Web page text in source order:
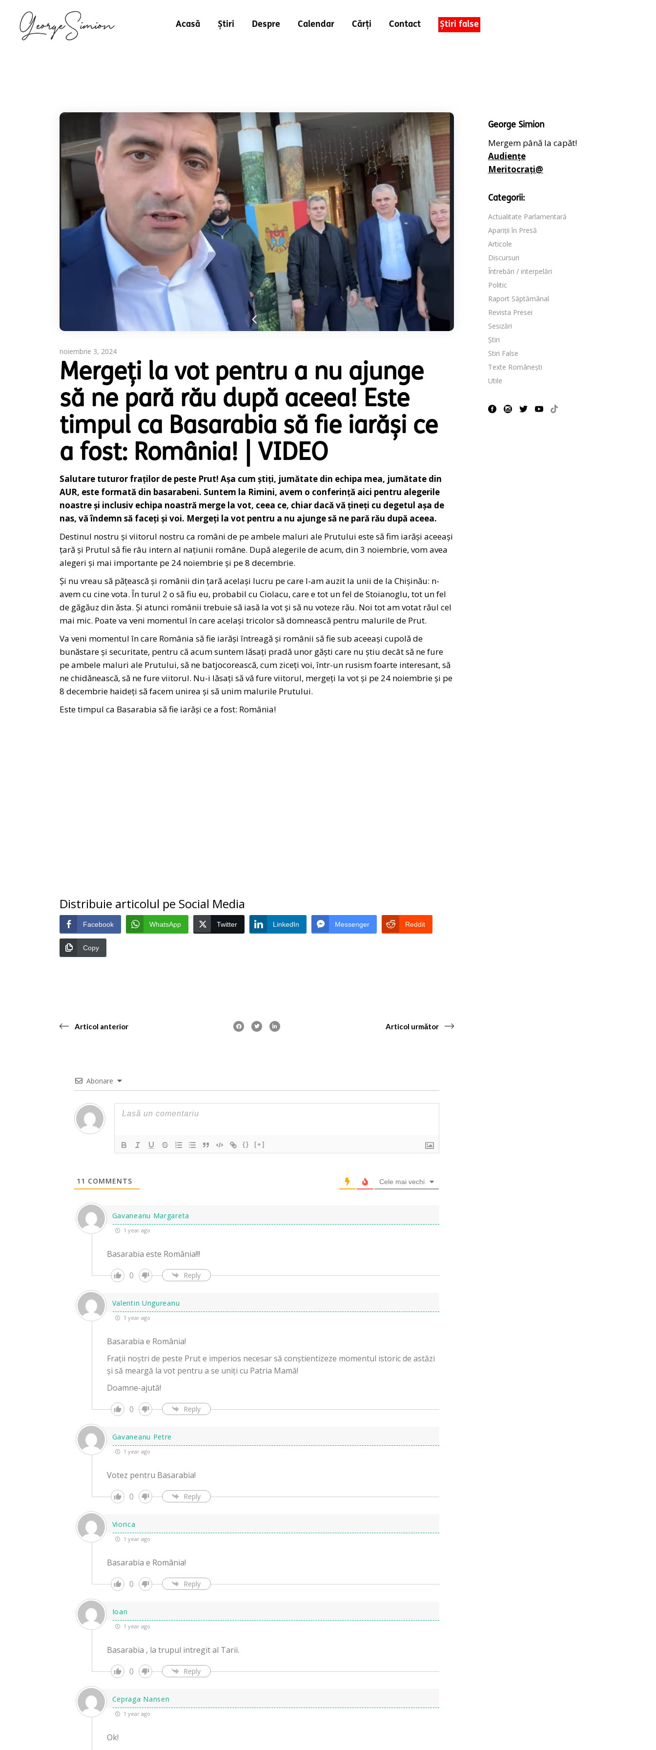
Acasă Știri Despre Calendar Cărți Contact Știri false
noiembrie 3, 2024
Mergeți la vot pentru a nu ajunge
să ne pară rău după aceea! Este
timpul ca Basarabia să fie iarăși ce
a fost: România! | VIDEO
Salutare tuturor fraților de peste Prut! Așa cum știți, jumătate din echipa mea, jumătate din
AUR, este formată din basarabeni. Suntem la Rimini, avem o conferință aici pentru alegerile
noastre și inclusiv echipa noastră merge la vot, ceea ce, chiar dacă vă țineți cu degetul așa de
nas, vă îndemn să faceți și voi. Mergeți la vot pentru a nu ajunge să ne pară rău după aceea.
Destinul nostru și viitorul nostru ca români de pe ambele maluri ale Prutului este să fim iarăși aceeași
țară și Prutul să fie râu intern al națiunii române. După alegerile de acum, din 3 noiembrie, vom avea
alegeri și mai importante pe 24 noiembrie și pe 8 decembrie.
Și nu vreau să pățească și românii din țară același lucru pe care l-am auzit la unii de la Chișinău: n-
avem cu cine vota. În turul 2 o să fiu eu, probabil cu Ciolacu, care e tot un fel de Stoianoglu, tot un fel
de găgăuz din ăsta. Și atunci românii trebuie să iasă la vot și să nu voteze rău. Noi tot am votat răul cel
mai mic. Poate va veni momentul în care același tricolor să domnească pentru malurile de Prut.
Va veni momentul în care România să fie iarăși întreagă și românii să fie sub aceeași cupolă de
bunăstare și securitate, pentru că acum suntem lăsați pradă unor găști care nu știu decât să ne fure
pe ambele maluri ale Prutului, să ne batjocorească, cum ziceți voi, într-un rusism foarte interesant, să
ne chidănească, să ne fure viitorul. Nu-i lăsați să vă fure viitorul, mergeți la vot și pe 24 noiembrie și pe
8 decembrie haideți să facem unirea și să unim malurile Prutului.
Este timpul ca Basarabia să fie iarăși ce a fost: România!
Distribuie articolul pe Social Media
Facebook WhatsApp Twitter LinkedIn Messenger Reddit
Copy
Articol anterior Articol următor
Abonare
{} [+]
11 COMMENTS Cele mai vechi
Gavaneanu Margareta
1 year ago
Basarabia este România!!!
0
Reply
Valentin Ungureanu
1 year ago
Basarabia e România!
Frații noștri de peste Prut e imperios necesar să conștientizeze momentul istoric de astăzi
și să meargă la vot pentru a se uniți cu Patria Mamă!
Doamne-ajută!
0
Reply
Gavaneanu Petre
1 year ago
Votez pentru Basarabia!
0
Reply
Viorica
1 year ago
Basarabia e România!
0
Reply
Ioan
1 year ago
Basarabia , la trupul intregit al Tarii.
0
Reply
Cepraga Nansen
1 year ago
Ok!
George Simion
Mergem până la capăt!
Audiențe
Meritocrați@
Categorii:
Actualitate Parlamentară
Apariții în Presă
Articole
Discursuri
Întrebări / interpelări
Politic
Raport Săptămânal
Revista Presei
Sesizări
Știri
Stiri False
Texte Românești
Utile